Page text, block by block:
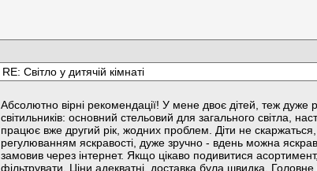
RE: Світло у дитячій кімнаті
Абсолютно вірні рекомендації! У мене двоє дітей, теж дуже
світильників: основний стельовий для загального світла,
працює вже другий рік, жодних проблем. Діти не
регулюванням яскравості, дуже зручно - вдень можна
замовив через інтернет. Якщо цікаво подивитися
фільтрувати. Ціни адекватні, доставка була швидка.